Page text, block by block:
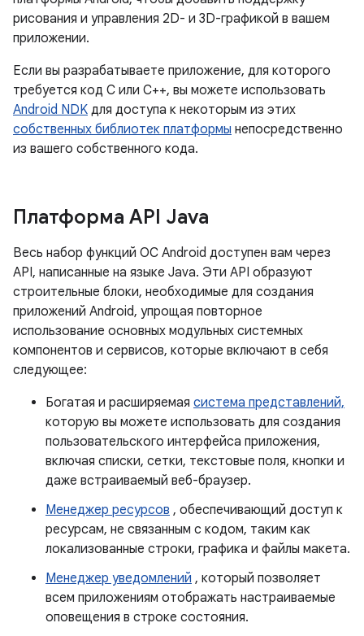
рисования и управления 2D- и 3D-графикой в ​​вашем
приложении.
Если вы разрабатываете приложение, для которого
требуется код C или C++, вы можете использовать
Android NDK для доступа к некоторым из этих
собственных библиотек платформы непосредственно
из вашего собственного кода.
Платформа API Java
Весь набор функций ОС Android доступен вам через
API, написанные на языке Java. Эти API образуют
строительные блоки, необходимые для создания
приложений Android, упрощая повторное
использование основных модульных системных
компонентов и сервисов, которые включают в себя
следующее:
Богатая и расширяемая система представлений,
которую вы можете использовать для создания
пользовательского интерфейса приложения,
включая списки, сетки, текстовые поля, кнопки и
даже встраиваемый веб-браузер.
Менеджер ресурсов , обеспечивающий доступ к
ресурсам, не связанным с кодом, таким как
локализованные строки, графика и файлы макета.
Менеджер уведомлений , который позволяет
всем приложениям отображать настраиваемые
оповещения в строке состояния.